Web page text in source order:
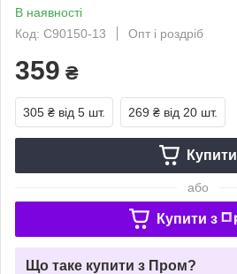
В наявності
Код: С90150-13
Опт і роздріб
359 ₴
305 ₴ від 5 шт. 269 ₴ від 20 шт.
Купити
або
Купити з
Що таке купити з Пром?